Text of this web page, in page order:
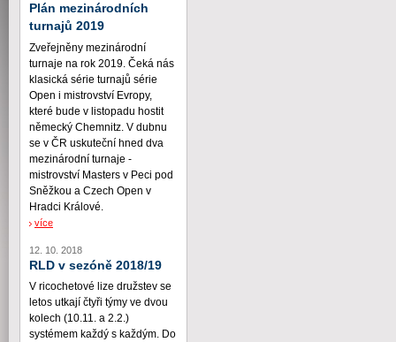
Plán mezinárodních
turnajů 2019
Zveřejněny mezinárodní
turnaje na rok 2019. Čeká nás
klasická série turnajů série
Open i mistrovství Evropy,
které bude v listopadu hostit
německý Chemnitz. V dubnu
se v ČR uskuteční hned dva
mezinárodní turnaje -
mistrovství Masters v Peci pod
Sněžkou a Czech Open v
Hradci Králové.
více
12. 10. 2018
RLD v sezóně 2018/19
V ricochetové lize družstev se
letos utkají čtyři týmy ve dvou
kolech (10.11. a 2.2.)
systémem každý s každým. Do